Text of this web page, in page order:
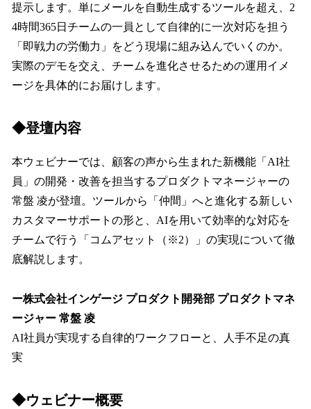
提示します。単にメールを自動生成するツールを超え、2
4時間365日チームの一員として自律的に一次対応を担う
「即戦力の労働力」をどう現場に組み込んでいくのか。
実際のデモを交え、チームを進化させるための運用イメ
ージを具体的にお届けします。
◆登壇内容
本ウェビナーでは、顧客の声から生まれた新機能「AI社
員」の開発・改善を担当するプロダクトマネージャーの
常盤 凌が登壇。ツールから「仲間」へと進化する新しい
カスタマーサポートの形と、AIを用いて効率的な対応を
チームで行う「コムアセット（※2）」の実現について徹
底解説します。
ー株式会社インゲージ プロダクト開発部 プロダクトマネ
ージャー 常盤 凌
AI社員が実現する自律的ワークフローと、人手不足の真
実
◆ウェビナー概要